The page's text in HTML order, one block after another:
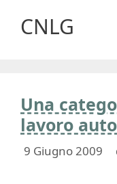
CNLG
Una
lavoro
9 Giugno 2009